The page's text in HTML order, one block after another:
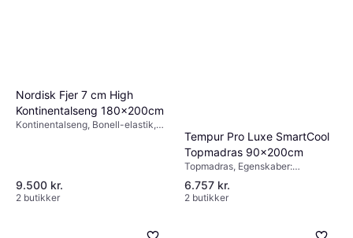
Nordisk Fjer 7 cm High
Kontinentalseng 180x200cm
Kontinentalseng, Bonell-elastik,
Polyester, Madrastykkelse: 7cm,
Hårdhed: Medium
9.500 kr.
2 butikker
Tempur Pro Luxe SmartCool
Topmadras 90x200cm
Topmadras, Egenskaber:
Temperaturregulerende materiale,
Aftageligt stof, Farve: Hvid,
Madrastykkelse: 10cm, Hårdhed:
6.757 kr.
2 butikker